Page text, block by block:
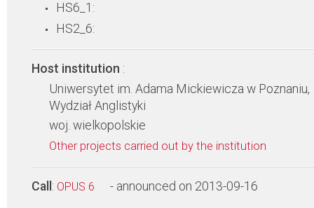
HS6_1:
HS2_6:
Host institution :
Uniwersytet im. Adama Mickiewicza w Poznaniu,
Wydział Anglistyki
woj. wielkopolskie
Other projects carried out by the institution
Call : OPUS 6 - announced on 2013-09-16